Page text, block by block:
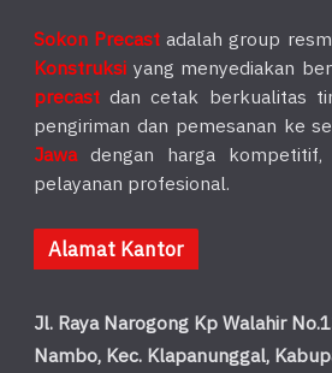
Sokon Precast adalah group
Konstruksi yang menyediakan
precast dan cetak berkualitas
pengiriman dan pemesanan ke
Jawadengan harga kompetitif,
pelayanan profesional.
Alamat Kantor
Jl. Raya Narogong Kp Walahir
Nambo, Kec. Klapanunggal,